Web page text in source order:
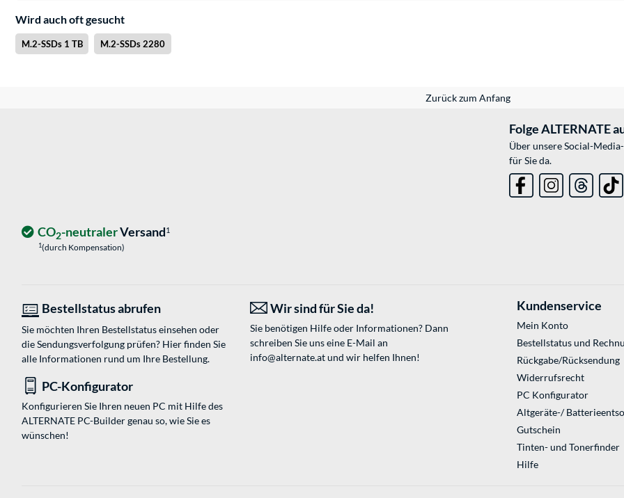
Wird auch oft gesucht
M.2-SSDs 1 TB M.2-SSDs 2280
Zurück zum Anfang
Folge ALTERNATE
Über unsere Social-
für Sie da.
CO2-neutralerVersand1
1(durch Kompensation)
Bestellstatus abrufen
Sie möchten Ihren Bestellstatus einsehen oder
die Sendungsverfolgung prüfen? Hier finden Sie
alle Informationen rund um Ihre Bestellung.
Wir sind für Sie da!
Sie benötigen Hilfe oder Informationen? Dann
schreiben Sie uns eine E-Mail an
info@alternate.atund wir helfen Ihnen!
PC-Konfigurator
Konfigurieren Sie Ihren neuen PC mit Hilfe des
ALTERNATE PC-Builder genau so, wie Sie es
wünschen!
Kundenservice
Mein Konto
Bestellstatus und
Rückgabe/Rücksendung
Widerrufsrecht
PC Konfigurator
Altgeräte-/
Gutschein
Tinten- und Tonerfinder
Hilfe